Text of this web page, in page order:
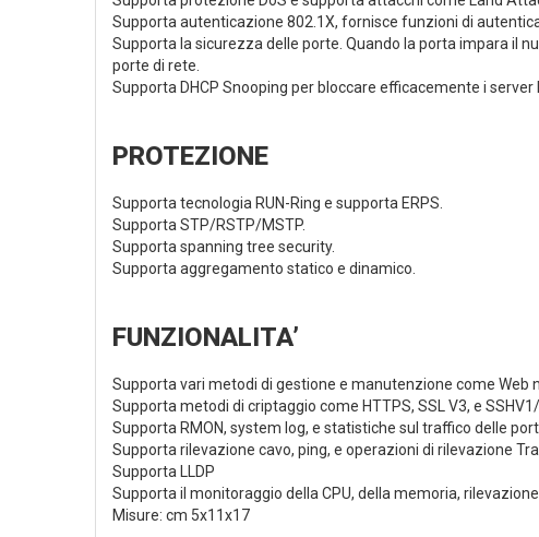
Supporta autenticazione 802.1X, fornisce funzioni di
Supporta la sicurezza delle porte. Quando la porta impara il
porte di rete.
Supporta DHCP Snooping per bloccare efficacemente i server
PROTEZIONE
Supporta tecnologia RUN-Ring e supporta ERPS.
Supporta STP/RSTP/MSTP.
Supporta spanning tree security.
Supporta aggregamento statico e dinamico.
FUNZIONALITA’
Supporta vari metodi di gestione e manutenzione come Web
Supporta metodi di criptaggio come HTTPS, SSL V3, e SSHV1/
Supporta RMON, system log, e statistiche sul traffico delle
Supporta rilevazione cavo, ping, e operazioni di rilevazione
Supporta LLDP
Supporta il monitoraggio della CPU, della memoria,
Misure: cm 5x11x17